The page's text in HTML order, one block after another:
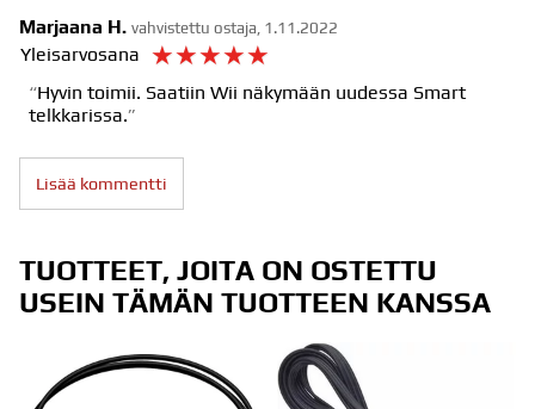
Marjaana H. vahvistettu ostaja, 1.11.2022
Yleisarvosana ☆☆☆☆☆
Hyvin toimii. Saatiin Wii näkymään uudessa Smart
telkkarissa.
Lisää kommentti
TUOTTEET, JOITA ON OSTETTU
USEIN TÄMÄN TUOTTEEN KANSSA